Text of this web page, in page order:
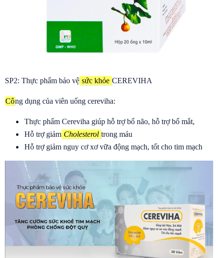
SP2: Thực phẩm bảo vệ sức khỏe CEREVIHA
Công dụng của viên uống cereviha:
Thực phẩm Cereviha giúp hỗ trợ bổ não, hỗ trợ bổ mắt,
Hỗ trợ giảm Cholesterol trong máu
Hỗ trợ giảm nguy cơ xơ vữa động mạch, tốt cho tim mạch